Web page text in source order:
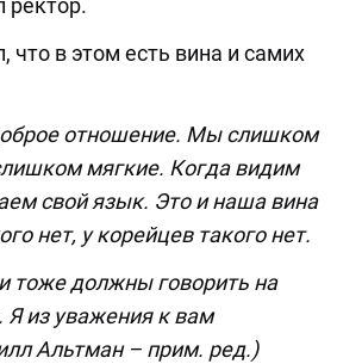
ректор.
что в этом есть вина и самих
отношение. Мы слишком
мягкие. Когда видим
свой язык. Это и наша вина
нет, у корейцев такого нет.
тоже должны говорить на
Я из уважения к вам
Альтман – прим. ред.)